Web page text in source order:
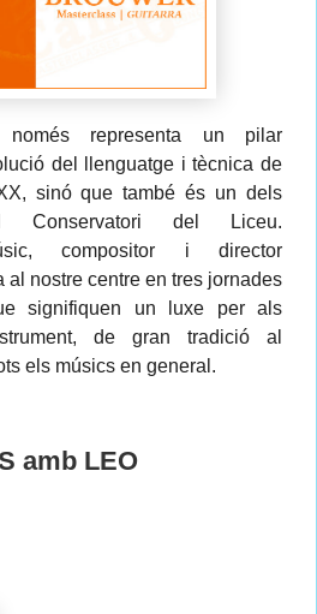
representa un pilar
del llenguatge i tècnica de
sinó que també és un dels
Conservatori del Liceu.
compositor i director
al nostre centre en tres jornades
signifiquen un luxe per als
de gran tradició al
els músics en general.
amb LEO